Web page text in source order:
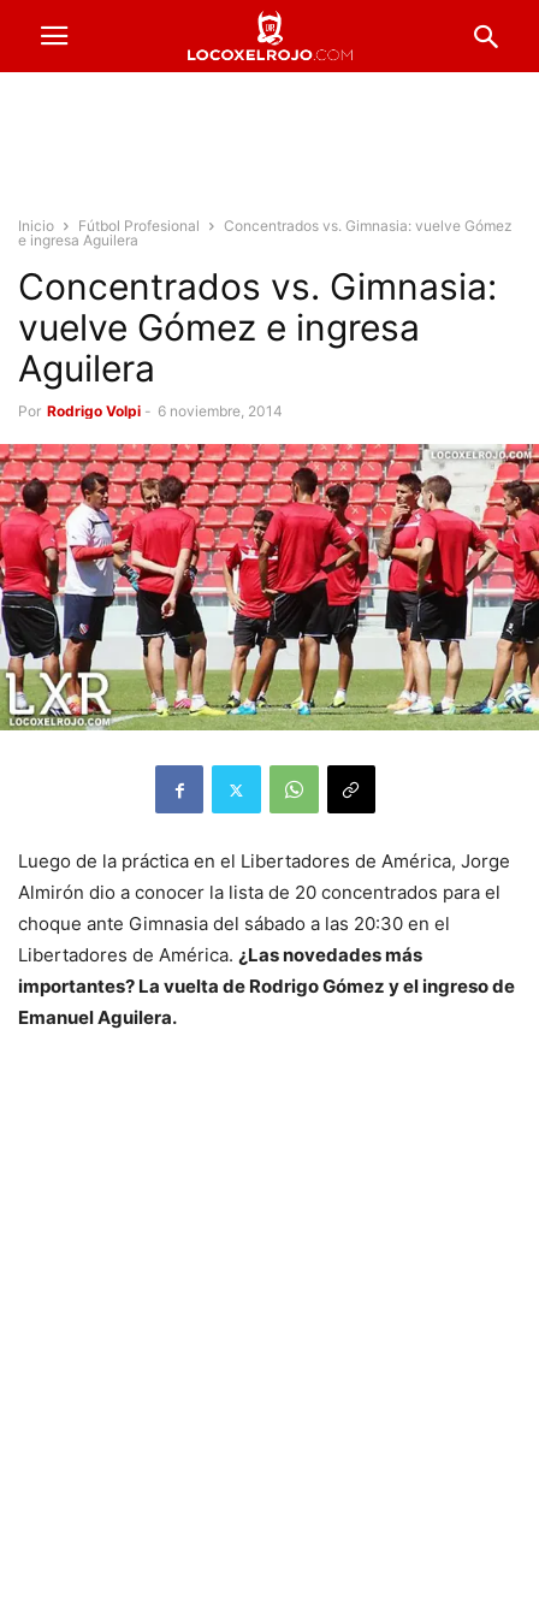
Inicio Fútbol Profesional
Concentrados vs. Gimnasia: vuelve Gómez
e ingresa Aguilera
Concentrados vs. Gimnasia:
vuelve Gómez e ingresa
Aguilera
Por Rodrigo Volpi - 6 noviembre, 2014
Luego de la práctica en el Libertadores de América, Jorge
Almirón dio a conocer la lista de 20 concentrados para el
choque ante Gimnasia del sábado a las 20:30 en el
Libertadores de América. ¿Las novedades más
importantes? La vuelta de Rodrigo Gómez y el ingreso de
Emanuel Aguilera.